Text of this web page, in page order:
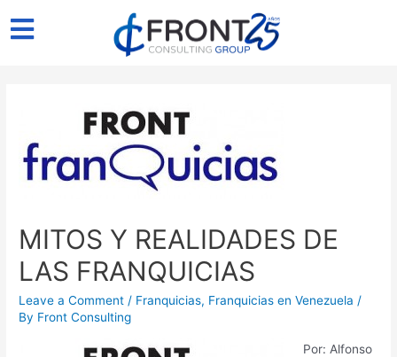
MITOS Y REALIDADES DE
LAS FRANQUICIAS
Leave a Comment / Franquicias, Franquicias en Venezuela /
By Front Consulting
Por: Alfonso